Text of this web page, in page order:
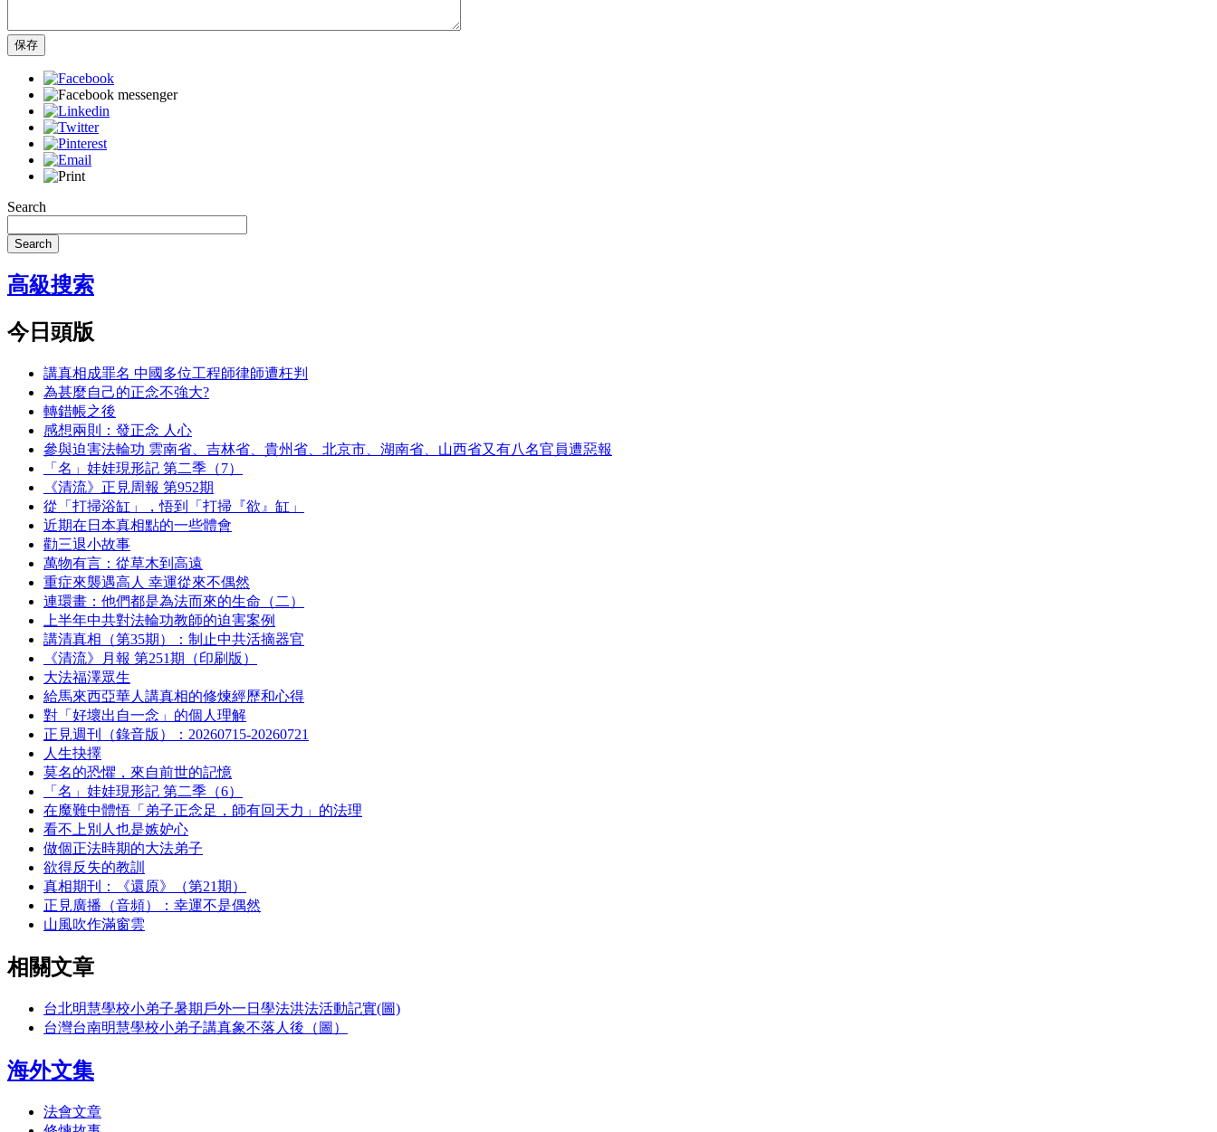
保存
Search
Search
高級搜索
今日頭版
講真相成罪名 中國多位工程師律師遭枉判
為甚麼自己的正念不強大?
轉錯帳之後
感想兩則：發正念 人心
參與迫害法輪功 雲南省、吉林省、貴州省、北京市、湖南省、山西省又有八名官員遭惡報
「名」娃娃現形記 第二季（7）
《清流》正見周報 第952期
從「打掃浴缸」，悟到「打掃『欲』缸」
近期在日本真相點的一些體會
勸三退小故事
萬物有言：從草木到高遠
重症來襲遇高人 幸運從來不偶然
連環畫：他們都是為法而來的生命（二）
上半年中共對法輪功教師的迫害案例
講清真相（第35期）：制止中共活摘器官
《清流》月報 第251期（印刷版）
大法福澤眾生
給馬來西亞華人講真相的修煉經歷和心得
對「好壞出自一念」的個人理解
正見週刊（錄音版）：20260715-20260721
人生抉擇
莫名的恐懼，來自前世的記憶
「名」娃娃現形記 第二季（6）
在魔難中體悟「弟子正念足，師有回天力」的法理
看不上別人也是嫉妒心
做個正法時期的大法弟子
欲得反失的教訓
真相期刊：《還原》（第21期）
正見廣播（音頻）：幸運不是偶然
山風吹作滿窗雲
相關文章
台北明慧學校小弟子暑期戶外一日學法洪法活動記實(圖)
台灣台南明慧學校小弟子講真象不落人後（圖）
海外文集
法會文章